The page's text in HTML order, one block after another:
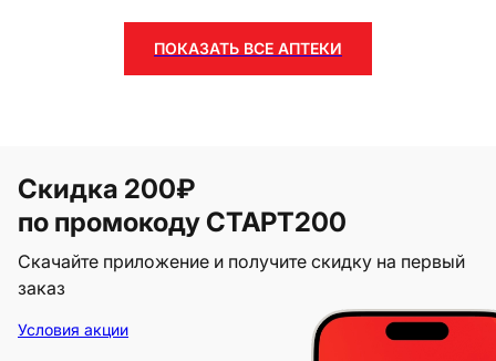
ПОКАЗАТЬ ВСЕ АПТЕКИ
Скидка 200₽
по промокоду СТАРТ200
Скачайте приложение и получите скидку на первый
заказ
Условия акции